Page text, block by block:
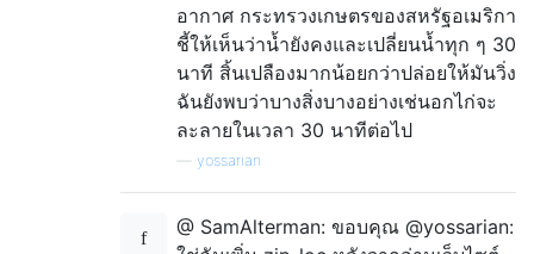
อากาศ กระทรวงเกษตรของสหรัฐอเมริกา
ชี้ให้เห็นว่าน้ำยังคงและเปลี่ยนน้ำทุก ๆ 30
นาที สิ้นเปลืองมากน้อยกว่าปล่อยให้มันวิ่ง
ฉันยังพบว่าบางสิ่งบางอย่างเช่นอกไก่จะ
ละลายในเวลา 30 นาทีต่อไป
yossarian
@ SamAlterman: ขอบคุณ @yossarian: